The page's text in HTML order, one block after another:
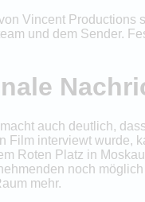
Vincent Productions
und dem Sender.
auch deutlich,
Film interviewt wurde,
Roten Platz in
noch
mehr.